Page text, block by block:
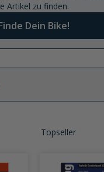
Artikel zu finden.
Dein Bike!